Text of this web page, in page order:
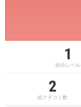
1
総合レベル
2
総クチコミ数